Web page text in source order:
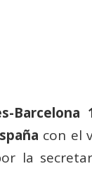
Barcelona
con el
la